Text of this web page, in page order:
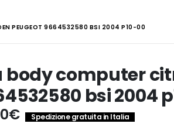
PEUGEOT 9664532580 BSI 2004 P10-00
body computer
bsi 2004
€ Spedizione gratuita in Italia